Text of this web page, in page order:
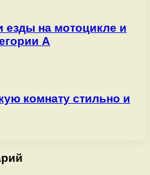
езды на мотоцикле и
А
комнату стильно и